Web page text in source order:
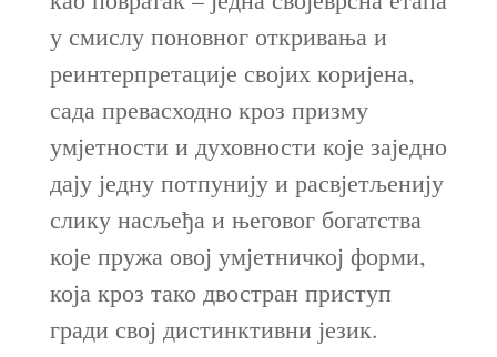
у смислу поновног откривања и
реинтерпретације својих коријена,
сада превасходно кроз призму
умјетности и духовности које заједно
дају једну потпунију и расвјетљенију
слику насљеђа и његовог богатства
које пружа овој умјетничкој форми,
која кроз тако двостран приступ
гради свој дистинктивни језик.